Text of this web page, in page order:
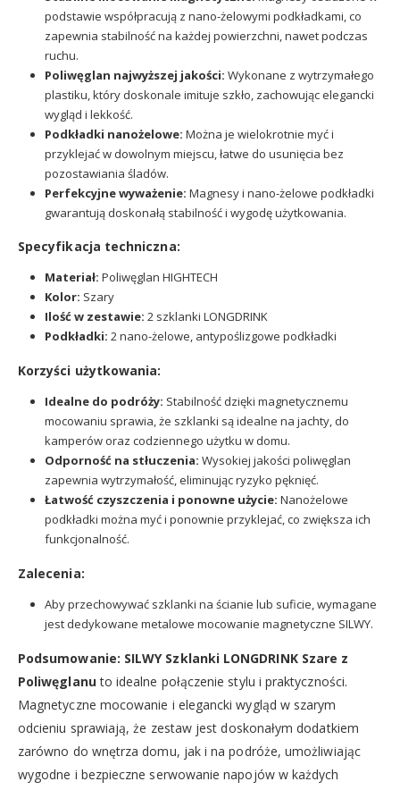
podstawie współpracują z nano-żelowymi podkładkami, co
zapewnia stabilność na każdej powierzchni, nawet podczas
ruchu.
Poliwęglan najwyższej jakości: Wykonane z wytrzymałego
plastiku, który doskonale imituje szkło, zachowując elegancki
wygląd i lekkość.
Podkładki nanożelowe: Można je wielokrotnie myć i
przyklejać w dowolnym miejscu, łatwe do usunięcia bez
pozostawiania śladów.
Perfekcyjne wyważenie: Magnesy i nano-żelowe podkładki
gwarantują doskonałą stabilność i wygodę użytkowania.
Specyfikacja techniczna:
Materiał: Poliwęglan HIGHTECH
Kolor: Szary
Ilość w zestawie: 2 szklanki LONGDRINK
Podkładki: 2 nano-żelowe, antypoślizgowe podkładki
Korzyści użytkowania:
Idealne do podróży: Stabilność dzięki magnetycznemu
mocowaniu sprawia, że szklanki są idealne na jachty, do
kamperów oraz codziennego użytku w domu.
Odporność na stłuczenia: Wysokiej jakości poliwęglan
zapewnia wytrzymałość, eliminując ryzyko pęknięć.
Łatwość czyszczenia i ponowne użycie: Nanożelowe
podkładki można myć i ponownie przyklejać, co zwiększa ich
funkcjonalność.
Zalecenia:
Aby przechowywać szklanki na ścianie lub suficie, wymagane
jest dedykowane metalowe mocowanie magnetyczne SILWY.
Podsumowanie: SILWY Szklanki LONGDRINK Szare z
Poliwęglanuto idealne połączenie stylu i praktyczności.
Magnetyczne mocowanie i elegancki wygląd w szarym
odcieniu sprawiają, że zestaw jest doskonałym dodatkiem
zarówno do wnętrza domu, jak i na podróże, umożliwiając
wygodne i bezpieczne serwowanie napojów w każdych